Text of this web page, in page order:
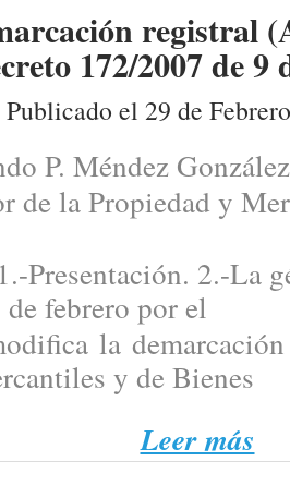
registral
172/2007 de 9
Publicado el 29 de
P. Méndez González
la Propiedad y
2.-La
febrero por el
la demarcación
y de Bienes
Leer más